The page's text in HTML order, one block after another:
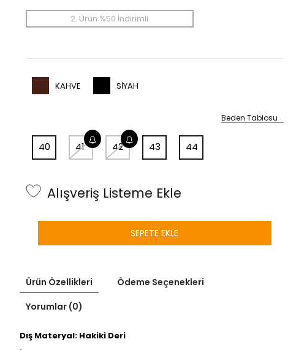
2. Ürün %50 İndirimli
KAHVE SIYAH
Beden Tablosu
40 41 42 43 44
Alışveriş Listeme Ekle
SEPETE EKLE
Ürün Özellikleri
Ödeme Seçenekleri
Yorumlar (0)
Dış Materyal: Hakiki Deri